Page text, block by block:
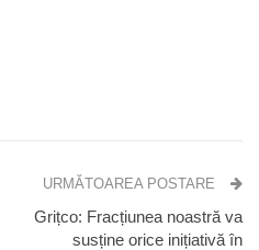
URMĂTOAREA POSTARE
Grițco: Fracțiunea noastră va
susține orice inițiativă în